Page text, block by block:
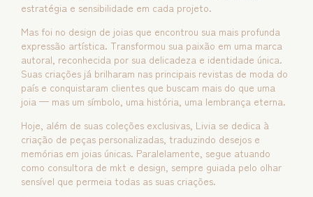
estratégia e sensibilidade em cada projeto.
Mas foi no design de joias que encontrou sua mais profunda
expressão artística. Transformou sua paixão em uma marca
autoral, reconhecida por sua delicadeza e identidade única.
Suas criações já brilharam nas principais revistas de moda do
país e conquistaram clientes que buscam mais do que uma
joia — mas um símbolo, uma história, uma lembrança eterna.
Hoje, além de suas coleções exclusivas, Livia se dedica à
criação de peças personalizadas, traduzindo desejos e
memórias em joias únicas. Paralelamente, segue atuando
como consultora de mkt e design, sempre guiada pelo olhar
sensível que permeia todas as suas criações.